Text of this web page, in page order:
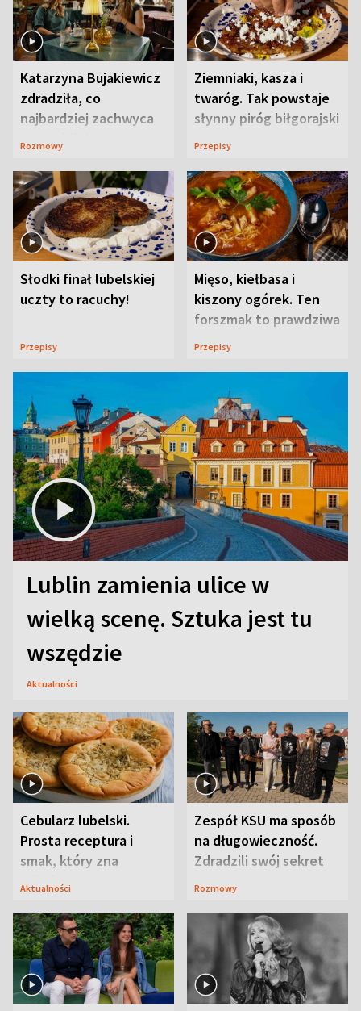
Katarzyna Bujakiewicz
zdradziła, co
najbardziej zachwyca
ją w Lublinie
Rozmowy
Ziemniaki, kasza i
twaróg. Tak powstaje
słynny piróg biłgorajski
Przepisy
Słodki finał lubelskiej
uczty to racuchy!
Przepisy
Mięso, kiełbasa i
kiszony ogórek. Ten
forszmak to prawdziwa
uczta
Przepisy
Lublin zamienia ulice w
wielką scenę. Sztuka jest tu
wszędzie
Aktualności
Cebularz lubelski.
Prosta receptura i
smak, który zna
Lubelszczyzna
Aktualności
Zespół KSU ma sposób
na długowieczność.
Zdradzili swój sekret
Rozmowy